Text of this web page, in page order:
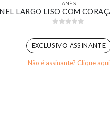
ANÉIS
EXCLUSIVO ASSINANTE
Não é assinante? Clique aqui